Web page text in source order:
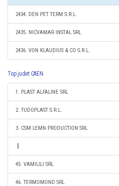
2434. DEN PET TERM S.R.L.
2435. NICVAMAR INSTAL SRL
2436. VON KLAUDIUS & CO S.R.L.
Top judet CAEN
1. PLAST ALFALINE SRL
2. TUDOPLAST S.R.L.
3. CSM LEMN PRODUCTION SRL
45. VAMILILI SRL
46. TERMOMOND SRL